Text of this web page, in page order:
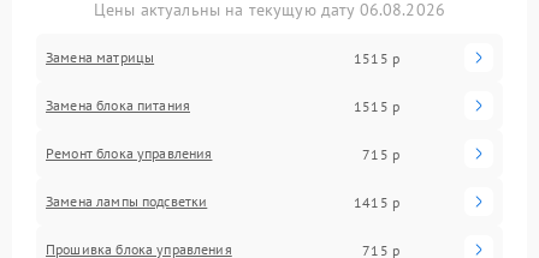
Цены актуальны на текущую дату 06.08.2026
Замена матрицы 1515 р
Замена блока питания 1515 р
Ремонт блока управления 715 р
Замена лампы подсветки 1415 р
Прошивка блока управления 715 р